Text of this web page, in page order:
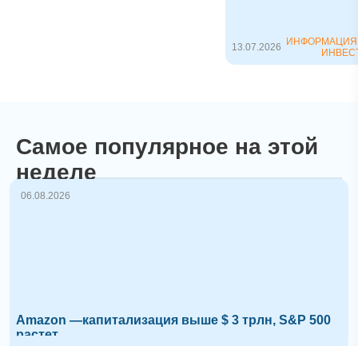
13.07.2026
ИНФОРМАЦИЯ
Самое популярное на этой
неделе
06.08.2026
Amazon —капитализация выше $ 3 трлн, S&P 500
растет